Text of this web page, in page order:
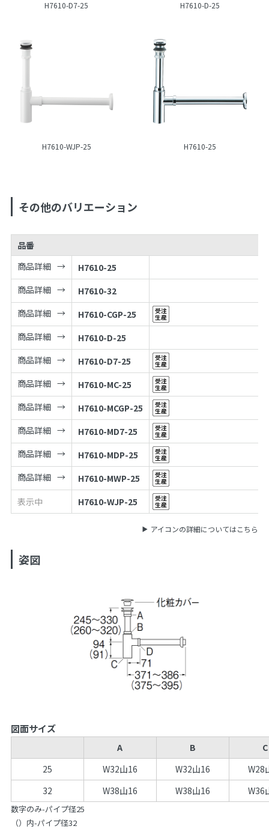
H7610-D7-25 H7610-D-25
H7610-WJP-25 H7610-25
その他のバリエーション
品番
商品詳細
H7610-25
商品詳細
H7610-32
商品詳細
H7610-CGP-25
商品詳細
H7610-D-25
商品詳細
H7610-D7-25
商品詳細
H7610-MC-25
商品詳細
H7610-MCGP-25
商品詳細
H7610-MD7-25
商品詳細
H7610-MDP-25
商品詳細
H7610-MWP-25
表示中
H7610-WJP-25
アイコンの詳細についてはこちら
姿図
図面サイズ
A B
C
25
W32山16 W32山16
W28
32
W38山16 W38山16 W36
数字のみ-パイプ径25
（）内-パイプ径32